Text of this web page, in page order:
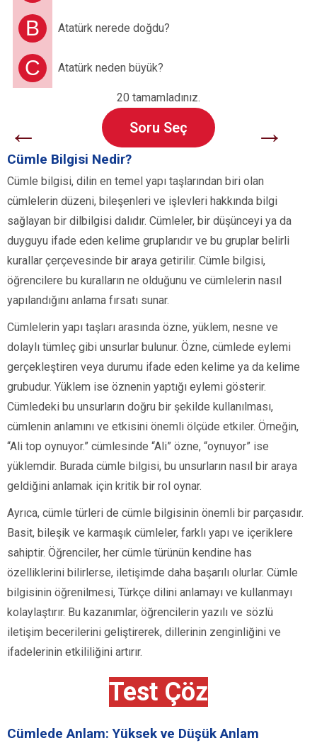
B Atatürk nerede doğdu?
C Atatürk neden büyük?
20 tamamladınız.
← Soru Seç →
Cümle Bilgisi Nedir?
Cümle bilgisi, dilin en temel yapı taşlarından biri olan
cümlelerin düzeni, bileşenleri ve işlevleri hakkında bilgi
sağlayan bir dilbilgisi dalıdır. Cümleler, bir düşünceyi ya da
duyguyu ifade eden kelime gruplarıdır ve bu gruplar belirli
kurallar çerçevesinde bir araya getirilir. Cümle bilgisi,
öğrencilere bu kuralların ne olduğunu ve cümlelerin nasıl
yapılandığını anlama fırsatı sunar.
Cümlelerin yapı taşları arasında özne, yüklem, nesne ve
dolaylı tümleç gibi unsurlar bulunur. Özne, cümlede eylemi
gerçekleştiren veya durumu ifade eden kelime ya da kelime
grubudur. Yüklem ise öznenin yaptığı eylemi gösterir.
Cümledeki bu unsurların doğru bir şekilde kullanılması,
cümlenin anlamını ve etkisini önemli ölçüde etkiler. Örneğin,
“Ali top oynuyor.” cümlesinde “Ali” özne, “oynuyor” ise
yüklemdir. Burada cümle bilgisi, bu unsurların nasıl bir araya
geldiğini anlamak için kritik bir rol oynar.
Ayrıca, cümle türleri de cümle bilgisinin önemli bir parçasıdır.
Basit, bileşik ve karmaşık cümleler, farklı yapı ve içeriklere
sahiptir. Öğrenciler, her cümle türünün kendine has
özelliklerini bilirlerse, iletişimde daha başarılı olurlar. Cümle
bilgisinin öğrenilmesi, Türkçe dilini anlamayı ve kullanmayı
kolaylaştırır. Bu kazanımlar, öğrencilerin yazılı ve sözlü
iletişim becerilerini geliştirerek, dillerinin zenginliğini ve
ifadelerinin etkililiğini artırır.
Test Çöz
Cümlede Anlam: Yüksek ve Düşük Anlam